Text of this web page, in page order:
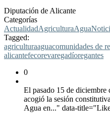
Diputación de Alicante
Categorías
ActualidadAgriculturaAgua
Tagged:
agriculturaaguacomunidades de
alicantefecorevaregadíoregantes
0
El pasado 15 de
acogió la sesión
Agua en..." data-